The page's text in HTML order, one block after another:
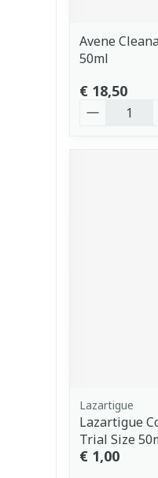
Avene
50ml
€ 18,50
Lazartigue
Lazartigue
Trial Size
€ 1,00